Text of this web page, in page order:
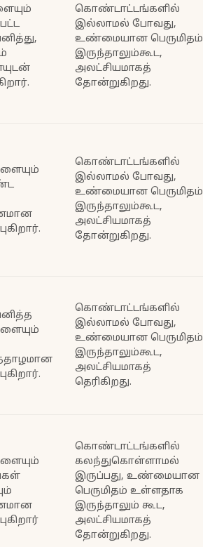
கொண்டாட்டங்களில்
இல்லாமல் போவது,
உண்மையான பெருமிதம்
இருந்தாலும்கூட,
அலட்சியமாகத்
தோன்றுகிறது.
கொண்டாட்டங்களில்
இல்லாமல் போவது,
உண்மையான பெருமிதம்
இருந்தாலும்கூட,
அலட்சியமாகத்
தோன்றுகிறது.
கொண்டாட்டங்களில்
இல்லாமல் போவது,
உண்மையான பெருமிதம்
இருந்தாலும்கூட,
அலட்சியமாகத்
தெரிகிறது.
கொண்டாட்டங்களில்
கலந்துகொள்ளாமல்
இருப்பது, உண்மையான
பெருமிதம் உள்ளதாக
இருந்தாலும் கூட,
அலட்சியமாகத்
தோன்றுகிறது.